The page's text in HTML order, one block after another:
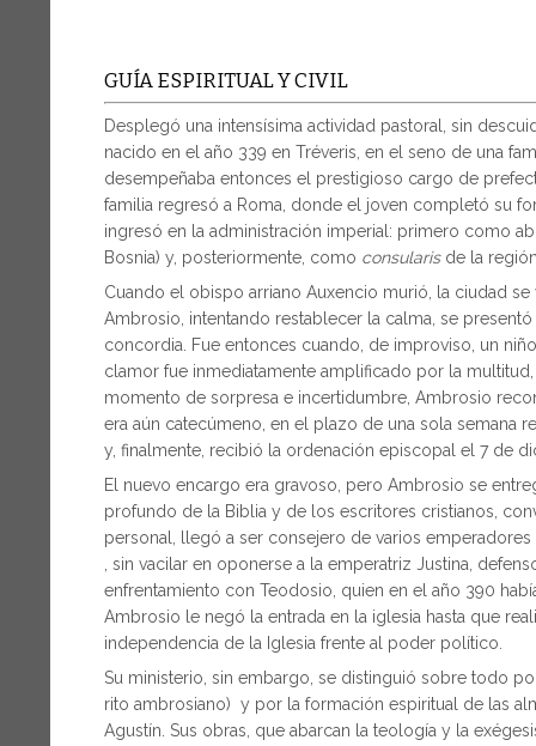
GUÍA ESPIRITUAL Y CIVIL
Desplegó una intensísima actividad pastoral, sin
nacido en el año 339 en Tréveris, en el seno de una
desempeñaba entonces el prestigioso cargo de
familia regresó a Roma, donde el joven completó su
ingresó en la administración imperial: primero como
Bosnia) y, posteriormente, como consularisde la
Cuando el obispo arriano Auxencio murió, la ciudad
Ambrosio, intentando restablecer la calma, se
concordia. Fue entonces cuando, de improviso, un
clamor fue inmediatamente amplificado por la
momento de sorpresa e incertidumbre, Ambrosio
era aún catecúmeno, en el plazo de una sola semana
y, finalmente, recibió la ordenación episcopal el 7 de
El nuevo encargo era gravoso, pero Ambrosio se
profundo de la Biblia y de los escritores cristianos,
personal, llegó a ser consejero de varios emperadores
, sin vacilar en oponerse a la emperatriz Justina,
enfrentamiento con Teodosio, quien en el año 390
Ambrosio le negó la entrada en la iglesia hasta que
independencia de la Iglesia frente al poder político.
Su ministerio, sin embargo, se distinguió sobre todo
rito ambrosiano) y por la formación espiritual de las
Agustín. Sus obras, que abarcan la teología y la